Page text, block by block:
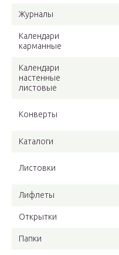
Журналы
Календари
карманные
Календари
настенные
листовые
Конверты
Каталоги
Листовки
Лифлеты
Открытки
Папки